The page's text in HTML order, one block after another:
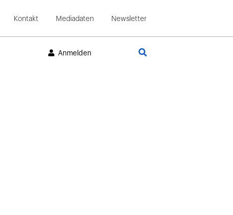
Kontakt Mediadaten Newsletter
Anmelden